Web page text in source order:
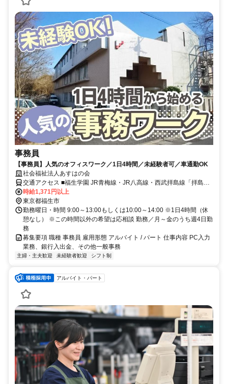
事務員
【事務員】人気のオフィスワーク／1日4時間／未経験者可／車通勤OK
社会福祉法人あすはの会
交通アクセス ■福生学園 JR青梅線・JR八高線・西武拝島線「拝島
駅」徒歩12分
時給1,371円以上
東京都福生市
勤務曜日・時間 9:00～13:00もしくは10:00～14:00 ※1日4時間（休
憩なし） ※この時間以外の希望は応相談 勤務／月～金のうち週4日勤
務
募集要項 職種 事務員 雇用形態 アルバイト / パート 仕事内容 PC入力
業務、銀行入出金、その他一般事務
主婦・主夫歓迎 未経験者歓迎 シフト制
アルバイト・パート